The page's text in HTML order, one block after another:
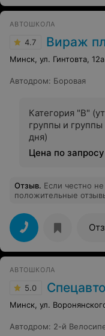
АВТОШКОЛА
4.7 Вираж
Минск, ул. Гинтовта, 12а
Автодром: Боровая
Категория "B"
группы и
дня)
Цена по запросу
Отзыв. Если честно
положительные
с вождением идет
инстроктора научить
промежуток
заработать на доп. занятиях. Вместо
вождению поездки
они выдадут
обучения, но ничему
Ваши проблемы ,как и
Вот такой бизнес
АВТОШКОЛА
5.0
Минск, ул.
Автодром: 2-й